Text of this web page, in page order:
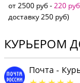
от 2500 руб - 220 руб
доставку 250 руб)
КУРЬЕРОМ
Почта -